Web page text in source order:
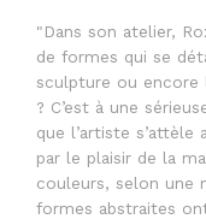
"Dans son atelier,
de formes qui se
sculpture ou encore
? C’est à une
que l’artiste s’attèle
par le plaisir de la
couleurs, selon une
formes abstraites